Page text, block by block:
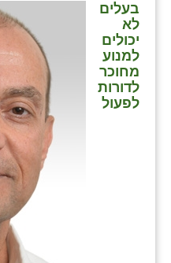
בעלים
לא
יכולים
למנוע
מחוכר
לדורות
לפעול